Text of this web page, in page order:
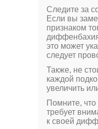
Следите за
Если вы
признаком
это может
следует
Также, не
каждой
увеличить
Помните,
требует
к своей